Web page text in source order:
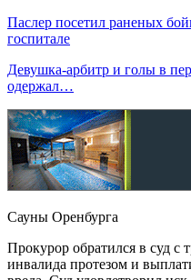
Паслер посетил раненых
госпитале
Девушка-арбитр и голы в
одержал…
Сауны Оренбурга
Прокурор обратился в суд с
инвалида протезом и